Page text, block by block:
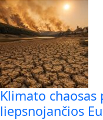
Klimato chaosas
liepsnojančios